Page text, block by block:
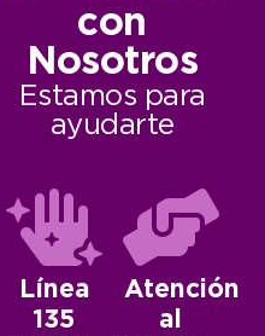
con
Nosotros
Estamos para
ayudarte
Línea
135
Atención
al